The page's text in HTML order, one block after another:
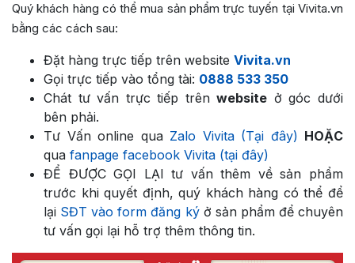
Quý khách hàng có thể mua sản phẩm trực tuyến tại Vivita.vn
bằng các cách sau:
Đặt hàng trực tiếp trên website Vivita.vn
Gọi trực tiếp vào tổng tài: 0888 533 350
Chát tư vấn trực tiếp trênwebsite ở góc dưới
bên phải.
Tư Vấn online quaZalo Vivita (Tại đây) HOẶC
qua fanpage facebook Vivita (tại đây)
ĐỂ ĐƯỢC GỌI LẠI tư vấn thêm về sản phẩm
trước khi quyết định, quý khách hàng có thể để
lại SĐT vào form đăng kýở sản phẩm để chuyên
tư vấn gọi lại hỗ trợ thêm thông tin.